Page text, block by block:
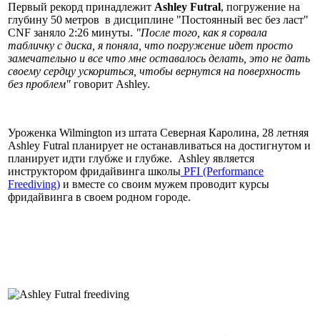
Первый рекорд принадлежит Ashley Futral, погружение на
глубину 50 метров в дисциплине "Постоянный вес без ласт"
CNF заняло 2:26 минуты. "После того, как я сорвала
табличку с диска, я поняла, что погружение идет просто
замечательно и все что мне оставалось делать, это не дать
своему сердцу ускориться, чтобы вернутся на поверхность
без проблем" говорит Ashley.
Уроженка Wilmington из штата Северная Каролина, 28 летняя
Ashley Futral планирует не останавливаться на достигнутом и
планирует идти глубже и глубже. Ashley является
инструктором фридайвинга школы PFI (Performance
Freediving) и вместе со своим мужем проводит курсы
фридайвинга в своем родном городе.